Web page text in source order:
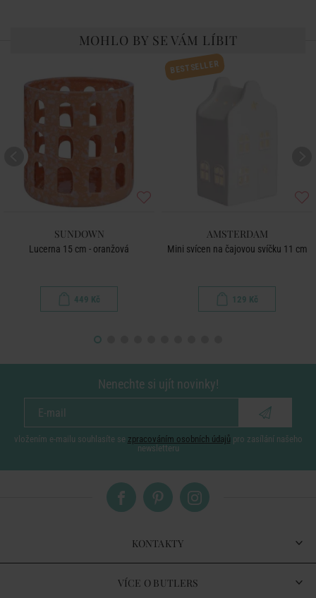
MOHLO BY SE VÁM LÍBIT
SUNDOWN
Lucerna 15 cm - oranžová
449 Kč
BESTSELLER
AMSTERDAM
Mini svícen na čajovou svíčku 11 cm
129 Kč
Nenechte si ujít novinky!
vložením e-mailu souhlasíte se zpracováním osobních údajů pro zasílání našeho
newsletteru
KONTAKTY
VÍCE O BUTLERS